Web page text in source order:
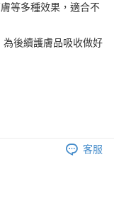
，有關訂單將被取消。
等多種效果，適合不
後續護膚品吸收做好
客服